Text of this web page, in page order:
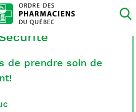
de prendre soin de